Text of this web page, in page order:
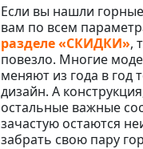
Если вы нашли
вам по всем
разделе «СКИДКИ»,
повезло. Многие
меняют из года в год
дизайн. А
остальные важные
зачастую остаются
забрать свою пару